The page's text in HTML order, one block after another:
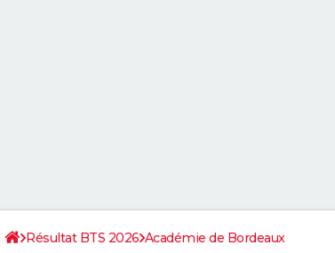
Résultat BTS 2026 Académie de Bordeaux